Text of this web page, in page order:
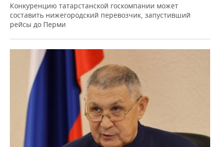
Конкуренцию татарстанской госкомпании может
составить нижегородский перевозчик, запустивший
рейсы до Перми